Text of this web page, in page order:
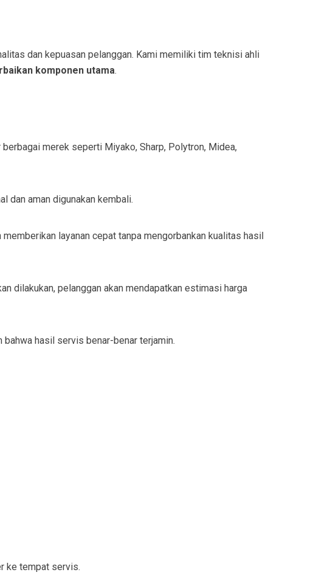
dan kepuasan pelanggan. Kami memiliki tim teknisi ahli
komponen utama.
merek seperti Miyako, Sharp, Polytron, Midea,
dan aman digunakan kembali.
layanan cepat tanpa mengorbankan kualitas hasil
dilakukan, pelanggan akan mendapatkan estimasi harga
bahwa hasil servis benar-benar terjamin.
ke tempat servis.